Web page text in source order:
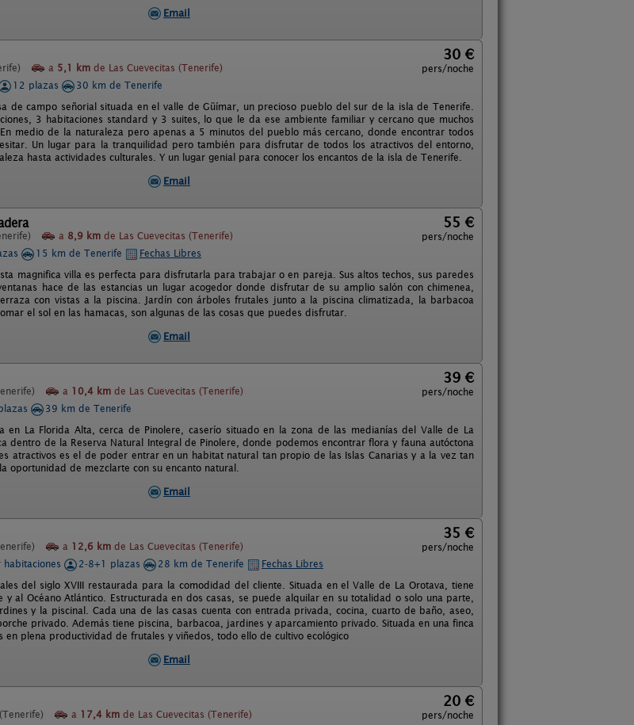
Email
a 5,1 km de Las Cuevecitas (Tenerife)
30 €
pers/noche
12 plazas
30 km de Tenerife
de campo señorial situada en el valle de Güímar, un precioso pueblo del sur de la isla de Tenerife.
3 habitaciones standard y 3 suites, lo que le da ese ambiente familiar y cercano que muchos
medio de la naturaleza pero apenas a 5 minutos del pueblo más cercano, donde encontrar todos
Un lugar para la tranquilidad pero también para disfrutar de todos los atractivos del entorno,
hasta actividades culturales. Y un lugar genial para conocer los encantos de la isla de Tenerife.
Email
a 8,9 km de Las Cuevecitas (Tenerife)
55 €
pers/noche
15 km de Tenerife
Fechas Libres
magnifica villa es perfecta para disfrutarla para trabajar o en pareja. Sus altos techos, sus paredes
hace de las estancias un lugar acogedor donde disfrutar de su amplio salón con chimenea,
con vistas a la piscina. Jardín con árboles frutales junto a la piscina climatizada, la barbacoa
el sol en las hamacas, son algunas de las cosas que puedes disfrutar.
Email
a 10,4 km de Las Cuevecitas (Tenerife)
39 €
pers/noche
39 km de Tenerife
en La Florida Alta, cerca de Pinolere, caserío situado en la zona de las medianías del Valle de La
dentro de la Reserva Natural Integral de Pinolere, donde podemos encontrar flora y fauna autóctona
atractivos es el de poder entrar en un habitat natural tan propio de las Islas Canarias y a la vez tan
oportunidad de mezclarte con su encanto natural.
Email
a 12,6 km de Las Cuevecitas (Tenerife)
35 €
pers/noche
2-8+1 plazas 28 km de Tenerife
Fechas Libres
del siglo XVIII restaurada para la comodidad del cliente. Situada en el Valle de La Orotava, tiene
y al Océano Atlántico. Estructurada en dos casas, se puede alquilar en su totalidad o solo una parte,
y la piscinal. Cada una de las casas cuenta con entrada privada, cocina, cuarto de baño, aseo,
privado. Además tiene piscina, barbacoa, jardines y aparcamiento privado. Situada en una finca
plena productividad de frutales y viñedos, todo ello de cultivo ecológico
Email
(Tenerife) a 17,4 km de Las Cuevecitas (Tenerife)
20 €
pers/noche